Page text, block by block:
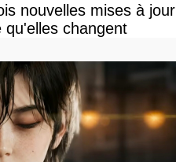
nouvelles mises à jour
changent